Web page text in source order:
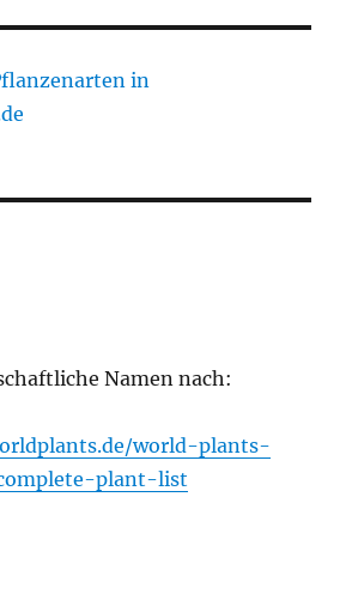
in
Namen nach:
world-plants-
plant-list